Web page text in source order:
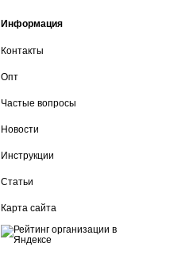
Информация
Контакты
Опт
Частые вопросы
Новости
Инструкции
Статьи
Карта сайта